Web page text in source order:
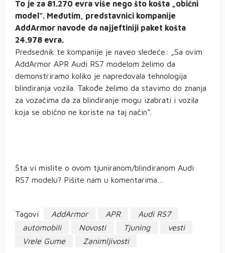
To je za 81.270 evra više nego što košta „obični
model“. Međutim, predstavnici kompanije
AddArmor navode da najjeftiniji paket košta
24.978 evra.
Predsednik te kompanije je naveo sledeće: „Sa ovim
AddArmor APR Audi RS7 modelom želimo da
demonstriramo koliko je napredovala tehnologija
blindiranja vozila. Takođe želimo da stavimo do znanja
za vozačima da za blindiranje mogu izabrati i vozila
koja se obično ne koriste na taj način“.
Šta vi mislite o ovom tjuniranom/blindiranom Audi
RS7 modelu? Pišite nam u komentarima…
Tagovi AddArmor APR
Audi RS7
automobili
Novosti Tjuning
vesti
Vrele Gume
Zanimljivosti